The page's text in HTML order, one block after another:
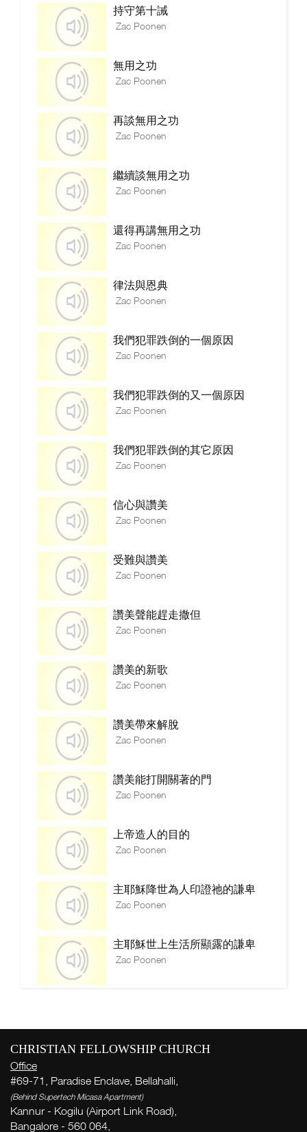
持守第十誡
Zac Poonen
無用之功
Zac Poonen
再談無用之功
Zac Poonen
繼續談無用之功
Zac Poonen
還得再講無用之功
Zac Poonen
律法與恩典
Zac Poonen
我們犯罪跌倒的一個原因
Zac Poonen
我們犯罪跌倒的又一個原因
Zac Poonen
我們犯罪跌倒的其它原因
Zac Poonen
信心與讚美
Zac Poonen
受難與讚美
Zac Poonen
讚美聲能趕走撒但
Zac Poonen
讚美的新歌
Zac Poonen
讚美帶來解脫
Zac Poonen
讚美能打開關著的門
Zac Poonen
上帝造人的目的
Zac Poonen
主耶穌降世為人印證祂的謙卑
Zac Poonen
主耶穌世上生活所顯露的謙卑
Zac Poonen
CHRISTIAN FELLOWSHIP CHURCH
Office
#69-71, Paradise Enclave, Bellahalli,
(Behind Supertech Micasa Apartment)
Kannur - Kogilu (Airport Link Road),
Bangalore - 560 064,